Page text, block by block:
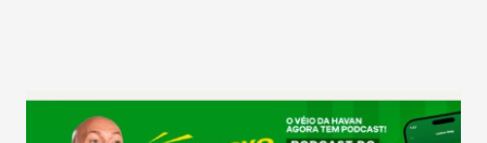
confraternizações de fim de ano e pelo pagamento do 13º